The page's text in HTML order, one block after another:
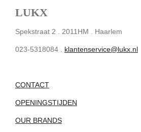
LUKX
Spekstraat 2 . 2011HM . Haarlem
023-5318084 . klantenservice@lukx.nl
CONTACT
OPENINGSTIJDEN
OUR BRANDS